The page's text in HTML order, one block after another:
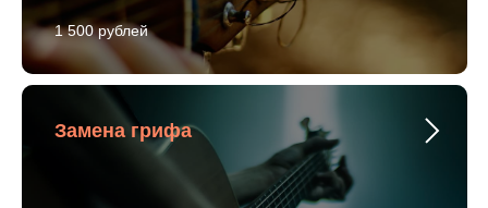
1 500 рублей
Замена грифа